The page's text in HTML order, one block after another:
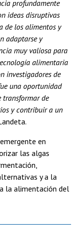
profundamente
ideas disruptivas
de los alimentos y
adaptarse y
muy valiosa para
alimentaria
investigadores de
una oportunidad
transformar de
y contribuir a un
en
las algas
y a la
la alimentación del